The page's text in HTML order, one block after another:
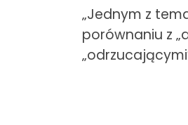
„Jednym z
porównaniu z